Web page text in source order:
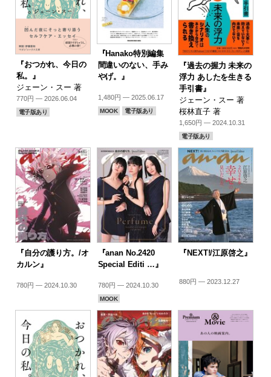
『おつかれ、今日の
私。』
ジェーン・スー 著
770円 — 2026.06.04
電子版あり
『Hanako特別編集
間違いのない、手み
やげ。』
1,480円 — 2025.06.17
MOOK 電子版あり
『過去の握力 未来の
浮力 あしたを生きる
手引書』
ジェーン・スー 著
桜林直子 著
1,650円 — 2024.10.31
電子版あり
『自分の護り方。/オ
カルン』
780円 — 2024.10.30
『anan No.2420
Special Editi …』
780円 — 2024.10.30
MOOK
『NEXT!/江原啓之』
880円 — 2023.12.27